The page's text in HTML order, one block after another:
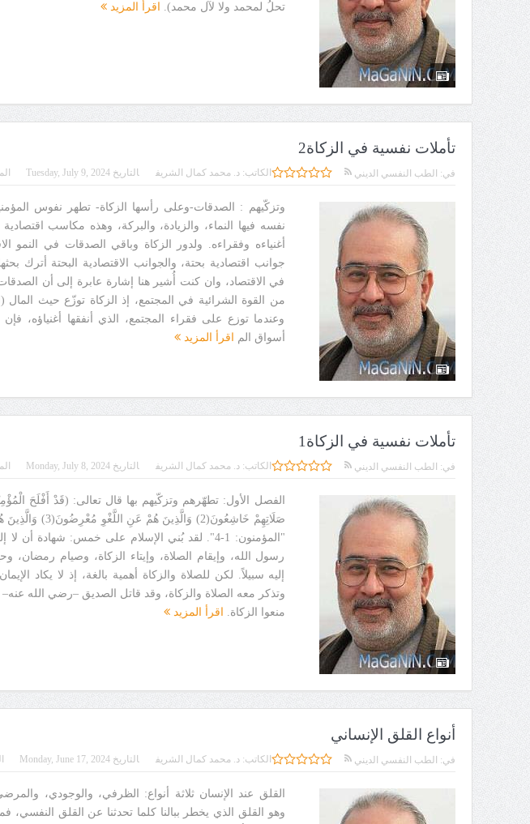
تحلُ لمحمد ولا لآل محمد).
اقرأ المزيد
تأملات نفسية في الزكاة2
الكاتب:د. محمد كمال الشريف التاريخTuesday, July 9, 2024 في: الطب النفسي الديني
وتزكّيهم : الصدقات-وعلى رأسها الزكاة- تطهر نفوس
نفسه فيها النماء، والزيادة، والبركة، وهذه مكاسب
أغنياءه وفقراءه. ولدور الزكاة وباقي الصدقات في النمو
جوانب اقتصادية بحتة، والجوانب الاقتصادية البحتة أترك
في الاقتصاد، وان كنت أُشير هنا إشارة عابرة إلى أن الصدقات
من القوة الشرائية في المجتمع، إذ الزكاة توزّع حيث
وعندما توزع على فقراء المجتمع، الذي أنفقها أغنياؤه، فإن
أسواق الم
اقرأ المزيد
تأملات نفسية في الزكاة1
الكاتب:د. محمد كمال الشريف التاريخMonday, July 8, 2024 في: الطب النفسي الديني
"المؤمنون: 1-4". لقد بُني الإسلام على خمس: شهادة أن
رسول الله، وإيقام الصلاة، وإيتاء الزكاة، وصيام رمضان،
إليه سبيلاً. لكن للصلاة والزكاة أهمية بالغة، إذ لا يكاد
وتذكر معه الصلاة والزكاة، وقد قاتل الصديق –رضي الله
منعوا الزكاة.
اقرأ المزيد
أنواع القلق الإنساني
الكاتب:د. محمد كمال الشريف التاريخMonday, June 17, 2024 في: الطب النفسي الديني
وهو القلق الذي يخطر ببالنا كلما تحدثنا عن القلق النفسي،